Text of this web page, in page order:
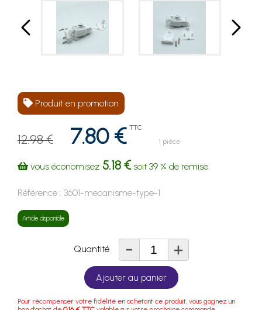
Produit en promotion
12.98 € 7.80 € TTC
1 pièce
vous économisez 5.18 €soit 39 % de remise
Référence : 3601-mecanisme-type-1
Article disponible
Quantité - +
Ajouter au panier
Pour récompenser votre fidélité en achetant ce produit, vous gagnez un